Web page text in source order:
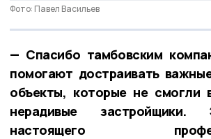
Фото: Павел Васильев
— Спасибо тамбовским
помогают достраивать
объекты, которые не смогли
нерадивые
настоящего